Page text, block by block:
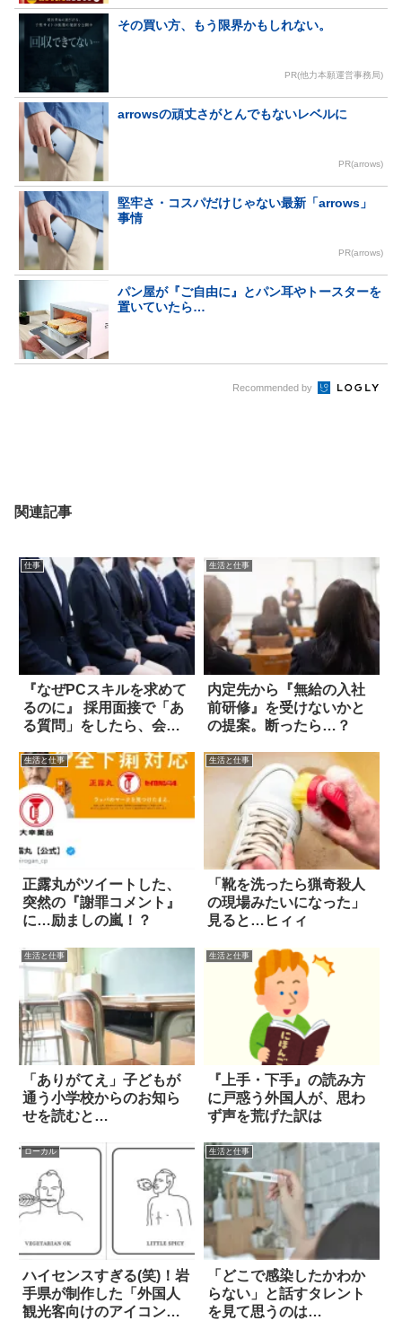
その買い方、もう限界かもしれない。
PR(他力本願運営事務局)
arrowsの頑丈さがとんでもないレベルに
PR(arrows)
堅牢さ・コスパだけじゃない最新「arrows」
事情
PR(arrows)
パン屋が『ご自由に』とパン耳やトースターを
置いていたら…
Recommended by
関連記事
仕事
『なぜPCスキルを求めて
るのに』 採用面接で「あ
る質問」をしたら、会場
生活と仕事
内定先から『無給の入社
前研修』を受けないかと
の提案。断ったら…？
生活と仕事
正露丸がツイートした、
突然の『謝罪コメント』
に…励ましの嵐！？
生活と仕事
「靴を洗ったら猟奇殺人
の現場みたいになった」
見ると…ヒィィ
生活と仕事
「ありがてえ」子どもが
通う小学校からのお知ら
せを読むと…
生活と仕事
『上手・下手』の読み方
に戸惑う外国人が、思わ
ず声を荒げた訳は
ローカル
ハイセンスすぎる(笑)！岩
手県が制作した「外国人
観光客向けのアイコン」
生活と仕事
「どこで感染したかわか
らない」と話すタレント
を見て思うのは…